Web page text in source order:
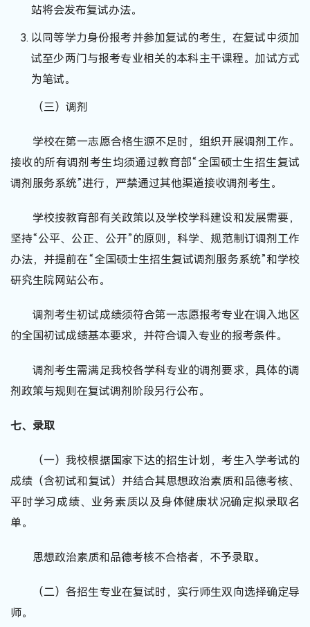
站将会发布复试办法。
以同等学力身份报考并参加复试的考生，在复试中须加
试至少两门与报考专业相关的本科主干课程。加试方式
为笔试。
（三）调剂
学校在第一志愿合格生源不足时，组织开展调剂工作。
接收的所有调剂考生均须通过教育部“全国硕士生招生复试
调剂服务系统”进行，严禁通过其他渠道接收调剂考生。
学校按教育部有关政策以及学校学科建设和发展需要，
坚持“公平、公正、公开”的原则，科学、规范制订调剂工作
办法，并提前在“全国硕士生招生复试调剂服务系统”和学校
研究生院网站公布。
调剂考生初试成绩须符合第一志愿报考专业在调入地区
的全国初试成绩基本要求，并符合调入专业的报考条件。
调剂考生需满足我校各学科专业的调剂要求，具体的调
剂政策与规则在复试调剂阶段另行公布。
七、录取
（一）我校根据国家下达的招生计划，考生入学考试的
成绩（含初试和复试）并结合其思想政治素质和品德考核、
平时学习成绩、业务素质以及身体健康状况确定拟录取名
单。
思想政治素质和品德考核不合格者，不予录取。
（二）各招生专业在复试时，实行师生双向选择确定导
师。